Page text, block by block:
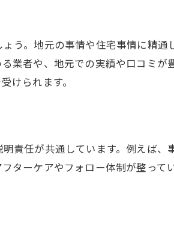
う。地元の事情や住宅事情に精通
業者や、地元での実績や口コミが
けられます。
責任が共通しています。例えば、
ターケアやフォロー体制が整って